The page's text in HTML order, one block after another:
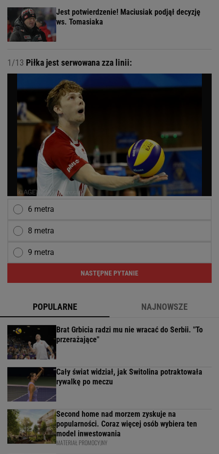
Jest potwierdzenie! Maciusiak podjął decyzję
ws. Tomasiaka
1/13 Piłka jest serwowana zza linii:
6 metra
8 metra
9 metra
NASTĘPNE PYTANIE
POPULARNE NAJNOWSZE
Brat Grbicia radzi mu nie wracać do Serbii. "To
przerażające"
Cały świat widział, jak Switolina potraktowała
rywalkę po meczu
Second home nad morzem zyskuje na
popularności. Coraz więcej osób wybiera ten
model inwestowania
MATERIAŁ PROMOCYJNY